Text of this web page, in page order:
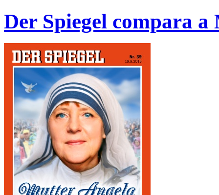
Der Spiegel compara